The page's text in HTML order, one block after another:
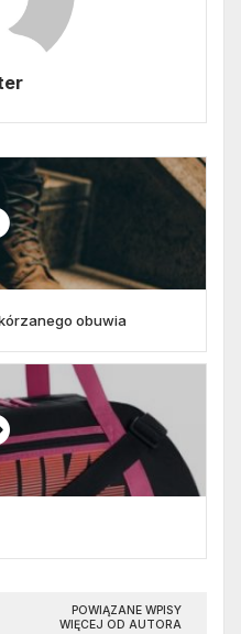
obuwia
POWIĄZANE WPISY
WIĘCEJ OD AUTORA